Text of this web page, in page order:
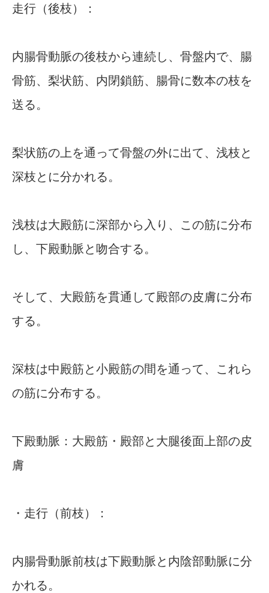
走行（後枝）：
内腸骨動脈の後枝から連続し、骨盤内で、腸
骨筋、梨状筋、内閉鎖筋、腸骨に数本の枝を
送る。
梨状筋の上を通って骨盤の外に出て、浅枝と
深枝とに分かれる。
浅枝は大殿筋に深部から入り、この筋に分布
し、下殿動脈と吻合する。
そして、大殿筋を貫通して殿部の皮膚に分布
する。
深枝は中殿筋と小殿筋の間を通って、これら
の筋に分布する。
下殿動脈：大殿筋・殿部と大腿後面上部の皮
膚
・走行（前枝）：
内腸骨動脈前枝は下殿動脈と内陰部動脈に分
かれる。